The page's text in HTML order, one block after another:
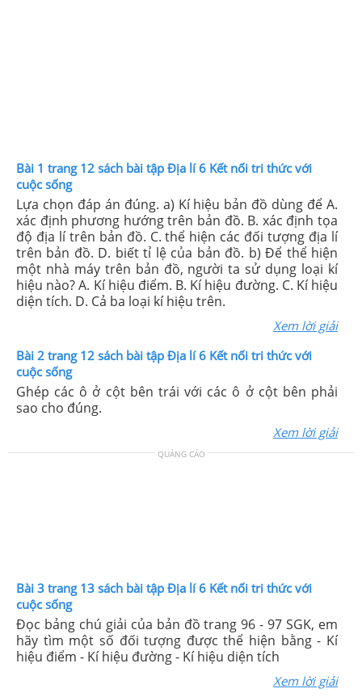
Bài 1 trang 12 sách bài tập Địa lí 6 Kết nối tri thức với
cuộc sống
Lựa chọn đáp án đúng. a) Kí hiệu bản đồ dùng để A.
xác định phương hướng trên bản đồ. B. xác định tọa
độ địa lí trên bản đồ. C. thể hiện các đối tượng địa lí
trên bản đồ. D. biết tỉ lệ của bản đồ. b) Để thể hiện
một nhà máy trên bản đồ, người ta sử dụng loại kí
hiệu nào? A. Kí hiệu điểm. B. Kí hiệu đường. C. Kí hiệu
diện tích. D. Cả ba loại kí hiệu trên.
Xem lời giải
Bài 2 trang 12 sách bài tập Địa lí 6 Kết nối tri thức với
cuộc sống
Ghép các ô ở cột bên trái với các ô ở cột bên phải
sao cho đúng.
Xem lời giải
QUẢNG CÁO
Bài 3 trang 13 sách bài tập Địa lí 6 Kết nối tri thức với
cuộc sống
Đọc bảng chú giải của bản đồ trang 96 - 97 SGK, em
hãy tìm một số đối tượng được thể hiện bằng - Kí
hiệu điểm - Kí hiệu đường - Kí hiệu diện tích
Xem lời giải